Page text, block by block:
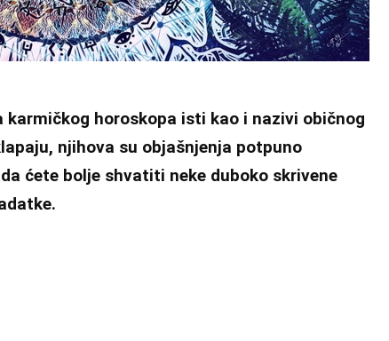
karmičkog horoskopa isti kao i nazivi običnog
njihova su objašnjenja potpuno
ćete bolje shvatiti neke duboko skrivene